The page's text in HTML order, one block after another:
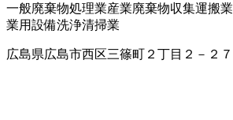
一般廃棄物処理業産業廃棄物収集運搬業
業用設備洗浄清掃業
広島県広島市西区三篠町２丁目２－２７